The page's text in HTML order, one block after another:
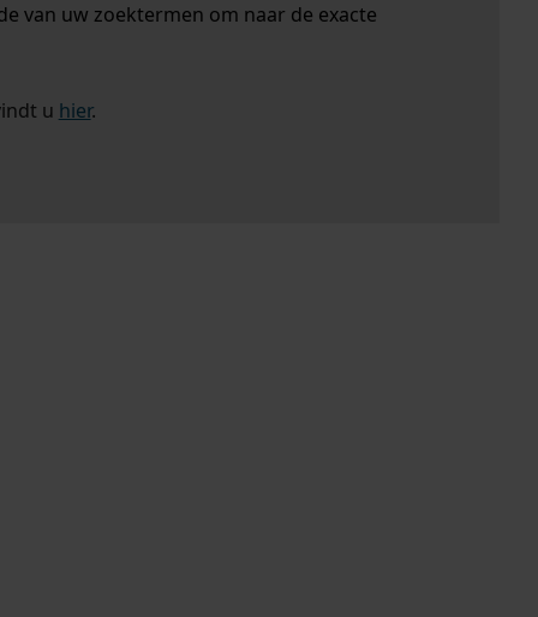
van uw zoektermen om naar de exacte
u hier.